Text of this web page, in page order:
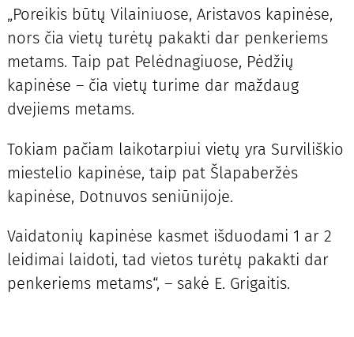
„Poreikis būtų Vilainiuose, Aristavos kapinėse,
nors čia vietų turėtų pakakti dar penkeriems
metams. Taip pat Pelėdnagiuose, Pėdžių
kapinėse – čia vietų turime dar maždaug
dvejiems metams.
Tokiam pačiam laikotarpiui vietų yra Surviliškio
miestelio kapinėse, taip pat Šlapaberžės
kapinėse, Dotnuvos seniūnijoje.
Vaidatonių kapinėse kasmet išduodami 1 ar 2
leidimai laidoti, tad vietos turėtų pakakti dar
penkeriems metams“, – sakė E. Grigaitis.